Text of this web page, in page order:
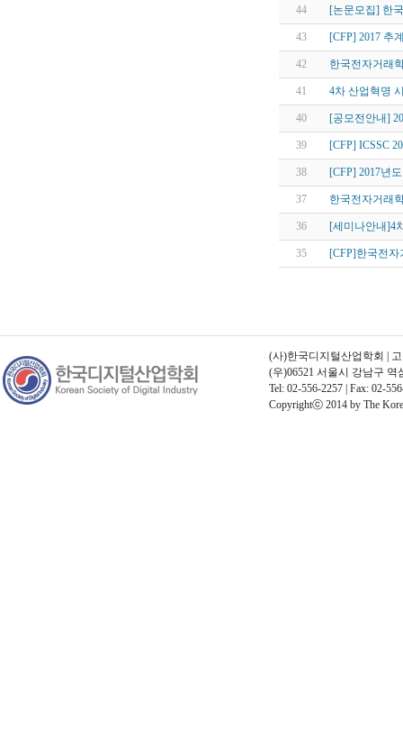
44 [논문모집] 한
43 [CFP] 2017 추
42 한국전자거래
41 4차 산업혁명
40 [공모전안내]
39 [CFP] ICSSC
38 [CFP] 2017년
37 한국전자거래
36 [세미나안내]4
35 [CFP]한국전
(사)한국디지털산업학회 |
(우)06521 서울시 강남구
Tel: 02-556-2257 | Fax: 02-
Copyrightⓒ 2014 by The